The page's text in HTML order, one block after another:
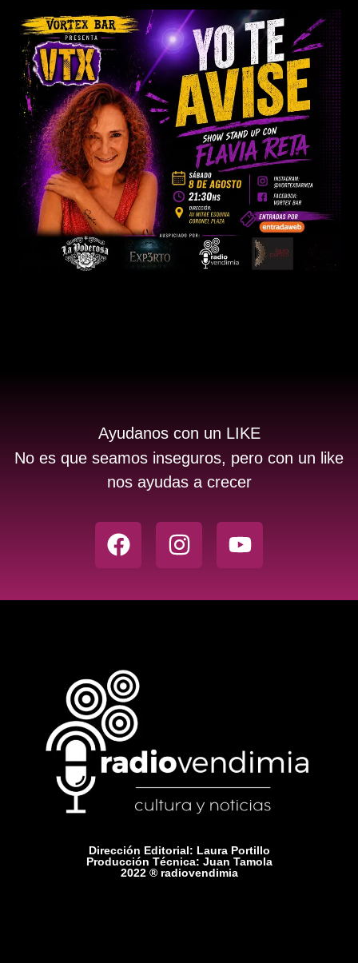
Ayudanos con un LIKE
No es que seamos inseguros, pero con un like
nos ayudas a crecer
Dirección Editorial: Laura Portillo
Producción Técnica: Juan Tamola
2022 ® radiovendimia